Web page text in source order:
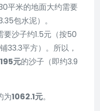
平米的地面大约需要
包水泥）。
要沙子约1.5元（按50
33.3平方）。所以，
195元的沙子（即约3.9
为1062.1元。